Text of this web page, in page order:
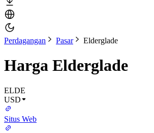
Perdagangan Pasar Elderglade
Harga Elderglade
ELDE
USD
Situs Web